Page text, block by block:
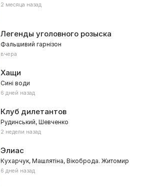
2 месяца назад
Легенды уголовного розыска
Фальшивий гарнізон
вчера
Хащи
Сині води
6 дней назад
Клуб дилетантов
Рудинський, Шевченко
2 недели назад
Элиас
Кухарчук, Машлятіна, Вікоброда. Житомир
6 дней назад